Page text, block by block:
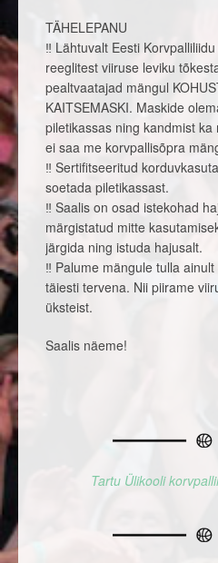
TÄHELEPANU
‼️ Lähtuvalt Eesti
reeglitest viiruse leviku
pealtvaatajad mängul
KAITSEMASKI. Maskide
piletikassas ning kandmist
ei saa me korvpallisõpra
‼️ Sertifitseeritud
soetada piletikassast.
‼️ Saalis on osad istekohad
märgistatud mitte
järgida ning istuda hajusalt.
‼️ Palume mängule tulla
täiesti tervena. Nii piirame
üksteist.
Saalis näeme!
Tartu Ülikooli